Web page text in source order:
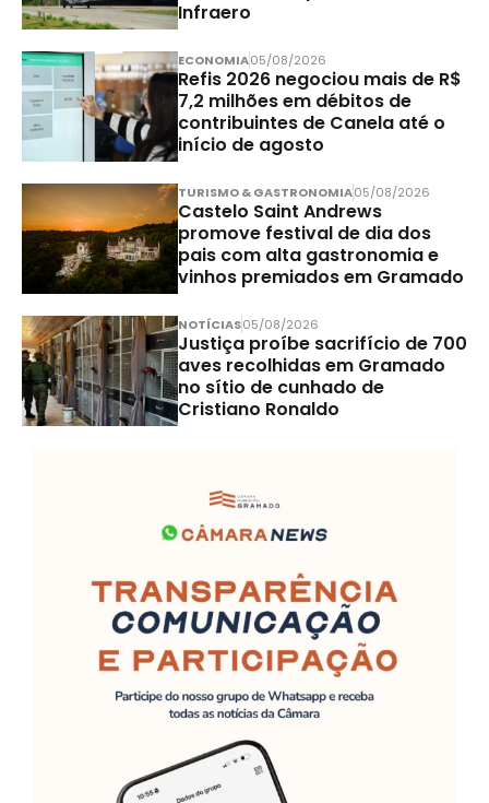
Infraero
ECONOMIA05/08/2026
Refis 2026 negociou mais de R$
7,2 milhões em débitos de
contribuintes de Canela até o
início de agosto
TURISMO & GASTRONOMIA05/08/2026
Castelo Saint Andrews
promove festival de dia dos
pais com alta gastronomia e
vinhos premiados em Gramado
NOTÍCIAS05/08/2026
Justiça proíbe sacrifício de 700
aves recolhidas em Gramado
no sítio de cunhado de
Cristiano Ronaldo